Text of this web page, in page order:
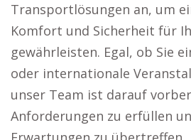
Transportlösungen an, um
Komfort und Sicherheit für
gewährleisten. Egal, ob Sie
oder internationale
unser Team ist darauf
Anforderungen zu erfüllen